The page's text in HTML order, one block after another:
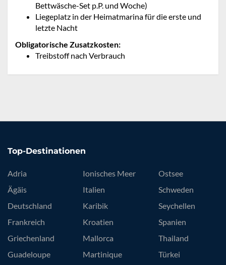
Bettwäsche-Set p.P. und Woche)
Liegeplatz in der Heimatmarina für die erste und
letzte Nacht
Obligatorische Zusatzkosten:
Treibstoff nach Verbrauch
Top-Destinationen
Adria
Ägäis
Deutschland
Frankreich
Griechenland
Guadeloupe
Ionisches Meer
Italien
Karibik
Kroatien
Mallorca
Martinique
Ostsee
Schweden
Seychellen
Spanien
Thailand
Türkei